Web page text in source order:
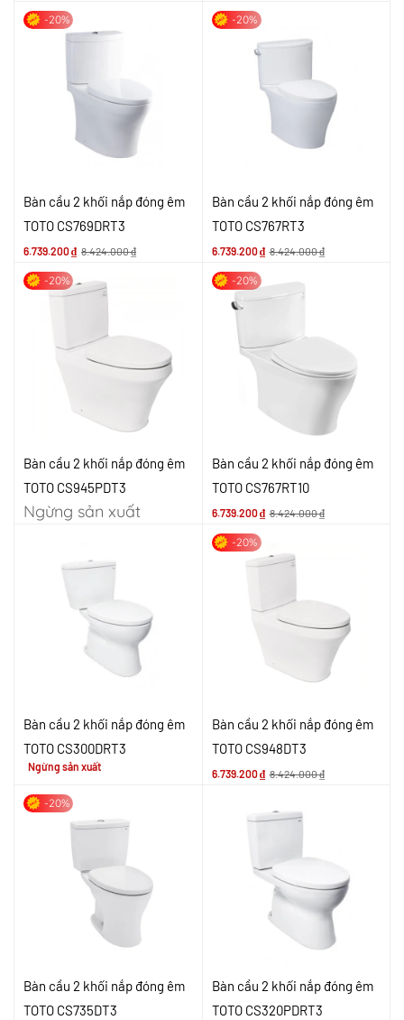
-20%
Bàn cầu 2 khối nắp đóng êm
TOTO CS769DRT3
6.739.200₫ 8.424.000₫
-20%
Bàn cầu 2 khối nắp đóng êm
TOTO CS767RT3
6.739.200₫ 8.424.000₫
-20%
Bàn cầu 2 khối nắp đóng êm
TOTO CS945PDT3
Ngừng sản xuất
-20%
Bàn cầu 2 khối nắp đóng êm
TOTO CS767RT10
6.739.200₫ 8.424.000₫
Bàn cầu 2 khối nắp đóng êm
TOTO CS300DRT3
Ngừng sản xuất
-20%
Bàn cầu 2 khối nắp đóng êm
TOTO CS948DT3
6.739.200₫ 8.424.000₫
-20%
Bàn cầu 2 khối nắp đóng êm
TOTO CS735DT3
Bàn cầu 2 khối nắp đóng êm
TOTO CS320PDRT3